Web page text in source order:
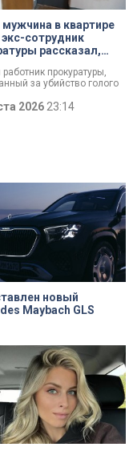
яркий пример
модерна и почему
уникальна?в квартире
сотрудник
рассказал,
прокуратуры,
за убийство голого
толкнули его на страшное
202623:14
новый
Maybach GLS